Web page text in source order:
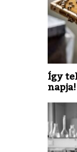
Így
napja!